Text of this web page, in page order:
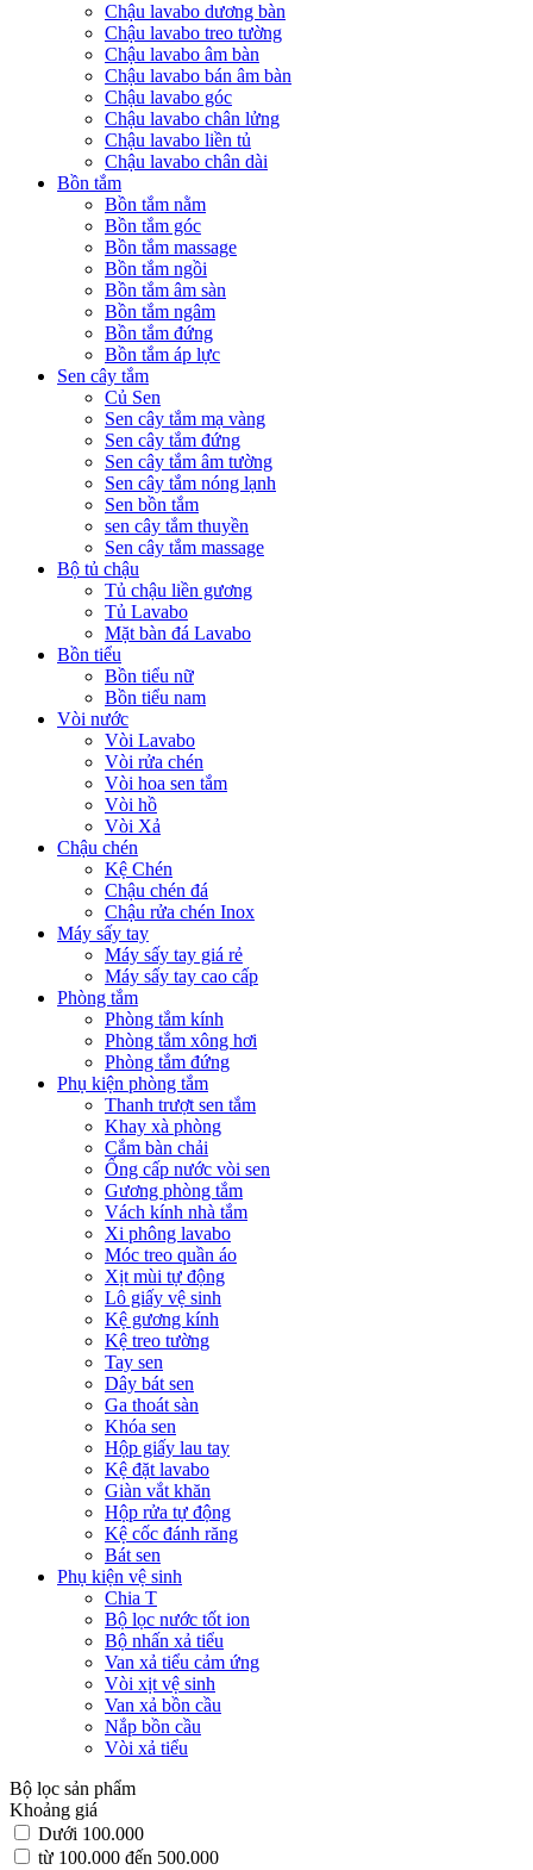
Chậu lavabo dương bàn
Chậu lavabo treo tường
Chậu lavabo âm bàn
Chậu lavabo bán âm bàn
Chậu lavabo góc
Chậu lavabo chân lửng
Chậu lavabo liền tủ
Chậu lavabo chân dài
Bồn tắm
Bồn tắm nằm
Bồn tắm góc
Bồn tắm massage
Bồn tắm ngồi
Bồn tắm âm sàn
Bồn tắm ngâm
Bồn tắm đứng
Bồn tắm áp lực
Sen cây tắm
Củ Sen
Sen cây tắm mạ vàng
Sen cây tắm đứng
Sen cây tắm âm tường
Sen cây tắm nóng lạnh
Sen bồn tắm
sen cây tắm thuyền
Sen cây tắm massage
Bộ tủ chậu
Tủ chậu liền gương
Tủ Lavabo
Mặt bàn đá Lavabo
Bồn tiểu
Bồn tiểu nữ
Bồn tiểu nam
Vòi nước
Vòi Lavabo
Vòi rửa chén
Vòi hoa sen tắm
Vòi hồ
Vòi Xả
Chậu chén
Kệ Chén
Chậu chén đá
Chậu rửa chén Inox
Máy sấy tay
Máy sấy tay giá rẻ
Máy sấy tay cao cấp
Phòng tắm
Phòng tắm kính
Phòng tắm xông hơi
Phòng tắm đứng
Phụ kiện phòng tắm
Thanh trượt sen tắm
Khay xà phòng
Cắm bàn chải
Ống cấp nước vòi sen
Gương phòng tắm
Vách kính nhà tắm
Xi phông lavabo
Móc treo quần áo
Xịt mùi tự động
Lô giấy vệ sinh
Kệ gương kính
Kệ treo tường
Tay sen
Dây bát sen
Ga thoát sàn
Khóa sen
Hộp giấy lau tay
Kệ đặt lavabo
Giàn vắt khăn
Hộp rửa tự động
Kệ cốc đánh răng
Bát sen
Phụ kiện vệ sinh
Chia T
Bộ lọc nước tốt ion
Bộ nhấn xả tiểu
Van xả tiểu cảm ứng
Vòi xịt vệ sinh
Van xả bồn cầu
Nắp bồn cầu
Vòi xả tiểu
Bộ lọc sản phẩm
Khoảng giá
Dưới 100.000
từ 100.000 đến 500.000